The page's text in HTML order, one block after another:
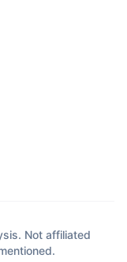
Not affiliated